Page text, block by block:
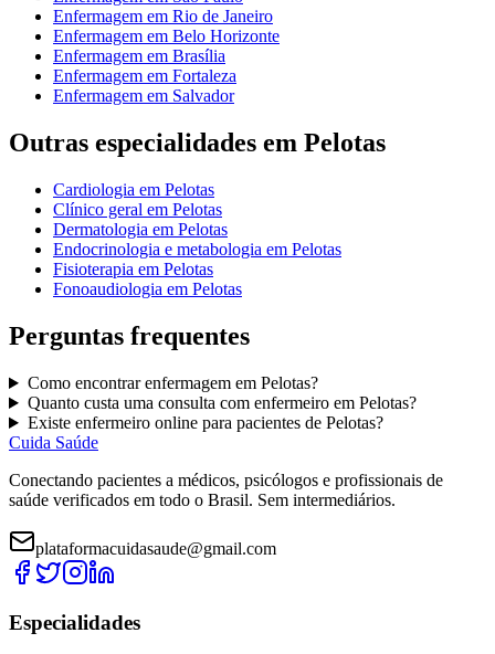
Enfermagem em Rio de Janeiro
Enfermagem em Belo Horizonte
Enfermagem em Brasília
Enfermagem em Fortaleza
Enfermagem em Salvador
Outras especialidades em Pelotas
Cardiologia em Pelotas
Clínico geral em Pelotas
Dermatologia em Pelotas
Endocrinologia e metabologia em Pelotas
Fisioterapia em Pelotas
Fonoaudiologia em Pelotas
Perguntas frequentes
Como encontrarenfermagemem Pelotas?
Quanto custa uma consulta com enfermeiroem Pelotas?
Existe enfermeiroonline para pacientes de Pelotas?
Cuida Saúde
Conectando pacientes a médicos, psicólogos e profissionais de
saúde verificados em todo o Brasil. Sem intermediários.
plataformacuidasaude@gmail.com
Especialidades